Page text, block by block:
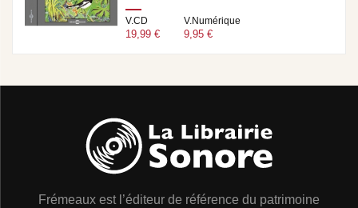
V.CD
19,99 €
V.Numérique
9,95 €
Frémeaux est l’éditeur de référence du patrimoine